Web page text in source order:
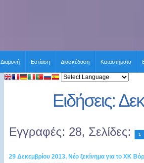
Διαμονή Εστίαση Διασκέδαση Καταστήματα
Ειδήσεις:
Εγγραφές: 28, Σελίδες: 1
29 Δεκεμβρίου 2013, Νέο ξεκίνημα για το ΧΚ